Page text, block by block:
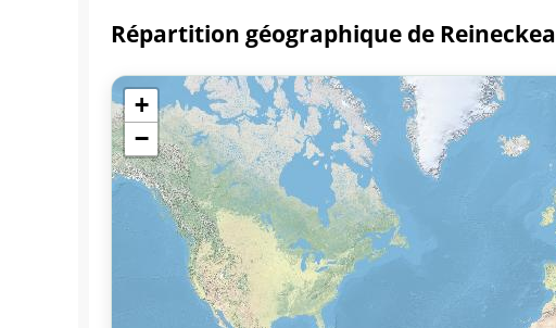
Répartition géographique de Reineckea
+
−